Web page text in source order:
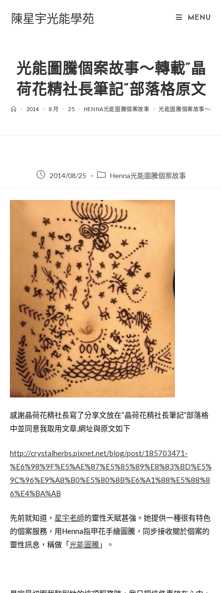
陳星宇光能學苑 MENU
光能圖騰個案故事～轉載”晶
荷花精社長筆記“部落格原文
> 2014 > 8 月 > 25 > HENNA光能圖騰個案故事 > 光能圖騰個案故事～轉
Post2014/08/25
PostHenna光能圖騰個案故事
感謝晶荷花精社長寫了分享文放在“晶荷花精社長筆記”部落格
中並同意我取用文章,網址與原文如下
http://crystalherbs.pixnet.net/blog/post/185703471-
%E6%98%9F%E5%AE%87%E5%85%89%E8%83%BD%E5%
9C%96%E9%A8%B0%E5%80%8B%E6%A1%88%E5%88%8
6%E4%BA%AB
先前就知道， 星宇老師的靈性天賦甚強。她提供一種很有特色
的個案服務，用Henna指甲花手繪圖騰，同步接收關於個案的
靈性訊息，稱做「光能圖騰 」。